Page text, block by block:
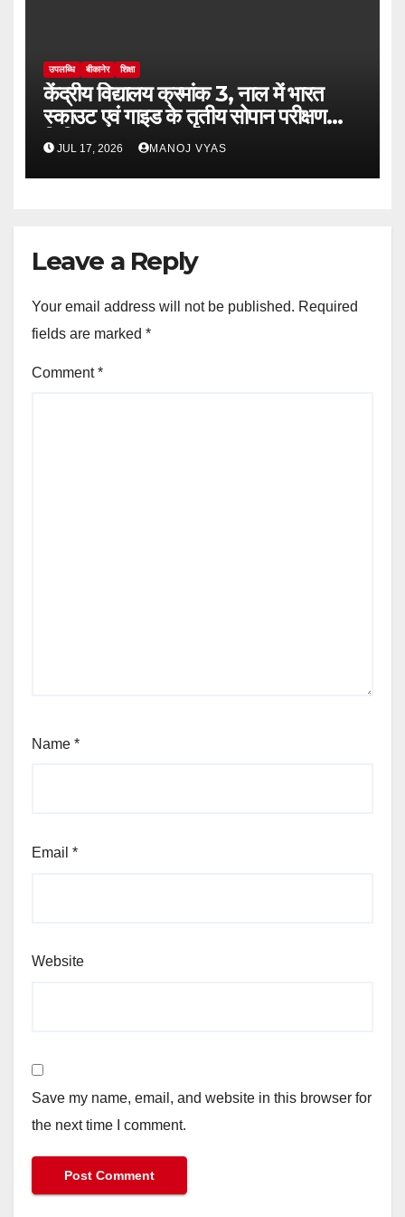
उपलब्धि बीकानेर शिक्षा
केंद्रीय विद्यालय क्रमांक 3, नाल में भारत
स्काउट एवं गाइड के तृतीय सोपान परीक्षण
शिविर-2026 का भव्य शुभारंभ
JUL 17, 2026 MANOJ VYAS
Leave a Reply
Your email address will not be published. Required
fields are marked *
Comment*
Name *
Email *
Website
Save my name, email, and website in this browser for
the next time I comment.